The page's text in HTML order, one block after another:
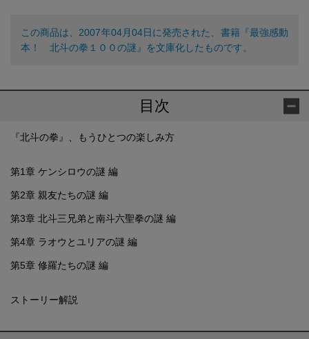
この商品は、2007年04月04日に発売された、書籍『最強感動
本！ 北斗の拳１００の謎』を文庫化したものです。
目次
『北斗の拳』、もうひとつの楽しみ方
第1章 ケンシロウの謎 編
第2章 親友たちの謎 編
第3章 北斗三兄弟と南斗六聖拳の謎 編
第4章 ラオウとユリアの謎 編
第5章 修羅たちの謎 編
ストーリー解説